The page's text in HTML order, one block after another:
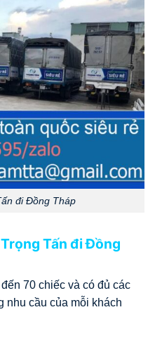
đi Đồng Tháp
Tấn đi Đồng
70 chiếc và có đủ các
nhu cầu của mỗi khách